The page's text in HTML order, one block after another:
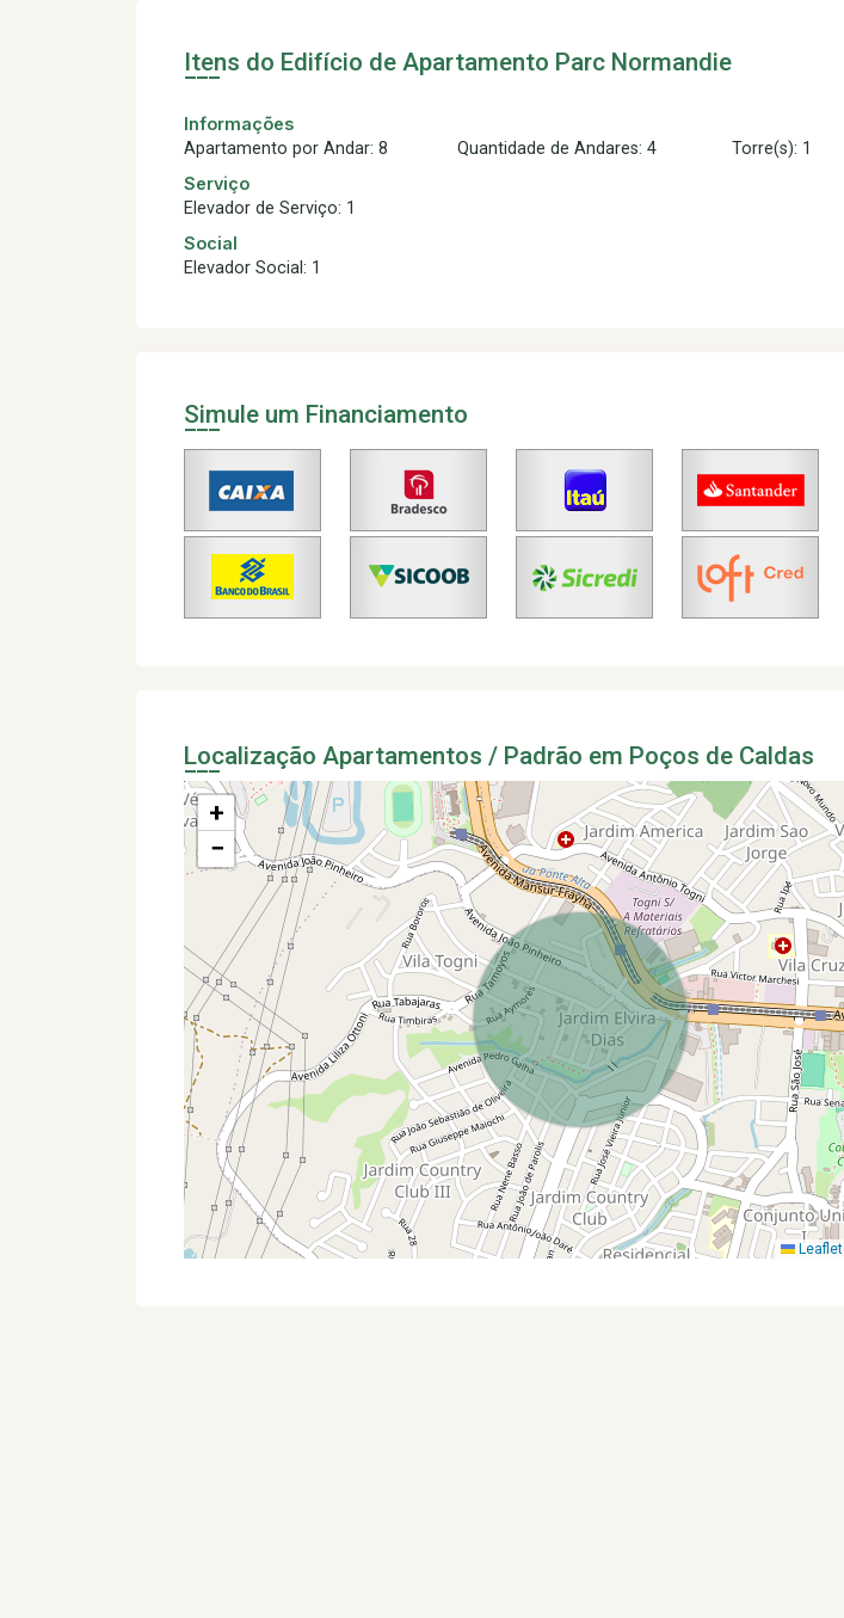
Itens do Edifício de Apartamento Parc Normandie
Informações
Apartamento por Andar: 8
Quantidade de Andares: 4
Torre(s): 1
Serviço
Elevador de Serviço: 1
Social
Elevador Social: 1
Simule um Financiamento
Localização Apartamentos / Padrão em Poços de Caldas
+
−
Leaflet